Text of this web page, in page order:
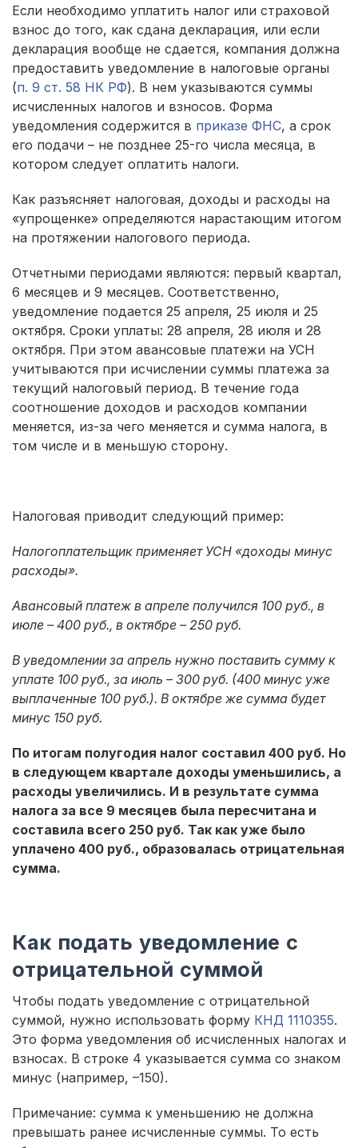
Если необходимо уплатить налог или страховой
взнос до того, как сдана декларация, или если
декларация вообще не сдается, компания должна
предоставить уведомление в налоговые органы
(п. 9 ст. 58 НК РФ). В нем указываются суммы
исчисленных налогов и взносов. Форма
уведомления содержится в приказе ФНС, а срок
его подачи – не позднее 25-го числа месяца, в
котором следует оплатить налоги.
Как разъясняет налоговая, доходы и расходы на
«упрощенке» определяются нарастающим итогом
на протяжении налогового периода.
Отчетными периодами являются: первый квартал,
6 месяцев и 9 месяцев. Соответственно,
уведомление подается 25 апреля, 25 июля и 25
октября. Сроки уплаты: 28 апреля, 28 июля и 28
октября. При этом авансовые платежи на УСН
учитываются при исчислении суммы платежа за
текущий налоговый период. В течение года
соотношение доходов и расходов компании
меняется, из-за чего меняется и сумма налога, в
том числе и в меньшую сторону.
Налоговая приводит следующий пример:
Налогоплательщик применяет УСН «доходы минус
расходы».
Авансовый платеж в апреле получился 100 руб., в
июле – 400 руб., в октябре – 250 руб.
В уведомлении за апрель нужно поставить сумму к
уплате 100 руб., за июль – 300 руб. (400 минус уже
выплаченные 100 руб.). В октябре же сумма будет
минус 150 руб.
По итогам полугодия налог составил 400 руб. Но
в следующем квартале доходы уменьшились, а
расходы увеличились. И в результате сумма
налога за все 9 месяцев была пересчитана и
составила всего 250 руб. Так как уже было
уплачено 400 руб., образовалась отрицательная
сумма.
Как подать уведомление с
отрицательной суммой
Чтобы подать уведомление с отрицательной
суммой, нужно использовать форму КНД 1110355.
Это форма уведомления об исчисленных налогах и
взносах. В строке 4 указывается сумма со знаком
минус (например, –150).
Примечание: сумма к уменьшению не должна
превышать ранее исчисленные суммы. То есть